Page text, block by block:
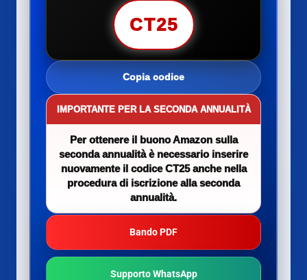
CT25
Copia codice
IMPORTANTE PER LA SECONDA ANNUALITÀ
Per ottenere il buono Amazon sulla
seconda annualità è necessario inserire
nuovamente il codice CT25 anche nella
procedura di iscrizione alla seconda
annualità.
Bando PDF
Supporto WhatsApp